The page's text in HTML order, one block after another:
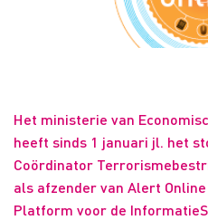
Het ministerie van
heeft sinds 1 januari jl. het
Coördinator
als afzender van Alert
Platform voor de